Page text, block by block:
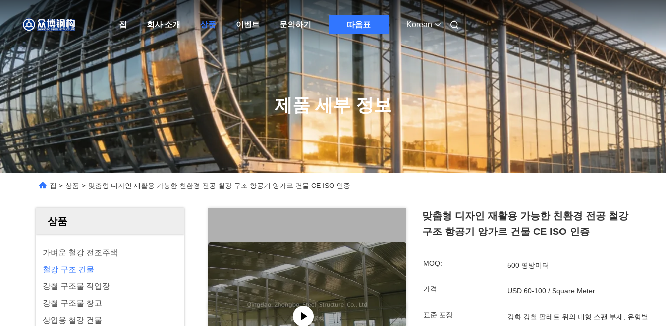
집 회사 소개 상품 이벤트 문의하기 따옴표 Korean
제품 세부 정보
집 > 상품 > 맞춤형 디자인 재활용 가능한 친환경 전공 철강 구조 항공기 앙가르 건물 CE ISO 인증
상품
가벼운 철강 전조주택
철강 구조 건물
강철 구조물 작업장
강철 구조물 창고
상업용 철강 건물
맞춤형 디자인 재활용 가능한 친환경 전공 철강
구조 항공기 앙가르 건물 CE ISO 인증
MOQ: 500 평방미터
가격: USD 60-100 / Square Meter
표준 포장:
강화 강철 팔레트 위의 대형 스팬 부재, 유형별